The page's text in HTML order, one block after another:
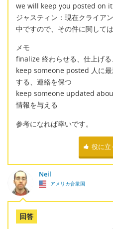
we will keep you posted on
ジャスティン：現在クライア
中ですので、その件に関しては
メモ
finalize 終わらせる、仕上げ
keep someone posted 人に
する、連絡を保つ
keep someone updated
情報を与える
参考になれば幸いです。
役に立
Neil
アメリカ合衆国
回答